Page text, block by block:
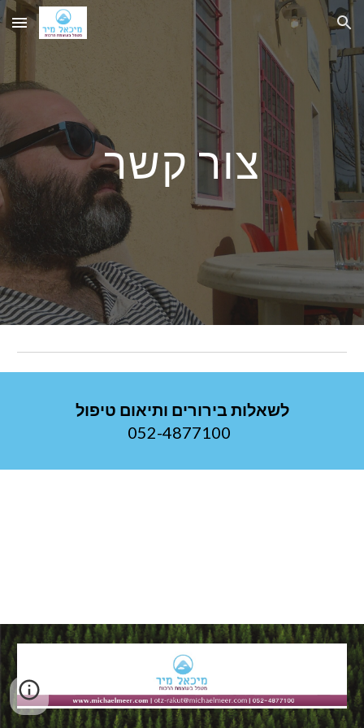
Skip to main content Skip to navigation
צור קשר
לשאלות בירורים ותיאום טיפול